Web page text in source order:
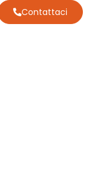
Contattaci